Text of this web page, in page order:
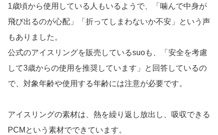
1歳頃から使用している人もいるようで、「噛んで中身が
飛び出るのが心配」「折ってしまわないか不安」という声
もありました。
公式のアイスリングを販売しているsuoも、「安全を考慮
して3歳からの使用を推奨しています」と回答しているの
で、対象年齢や使用する年齢には注意が必要です。
アイスリングの素材は、熱を繰り返し放出し、吸収できる
PCMという素材でできています。